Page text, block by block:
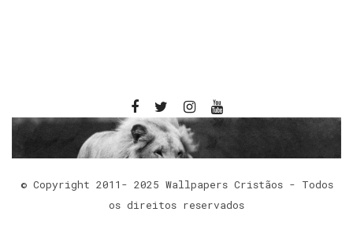
© Copyright 2011- 2025 Wallpapers Cristãos - Todos
os direitos reservados